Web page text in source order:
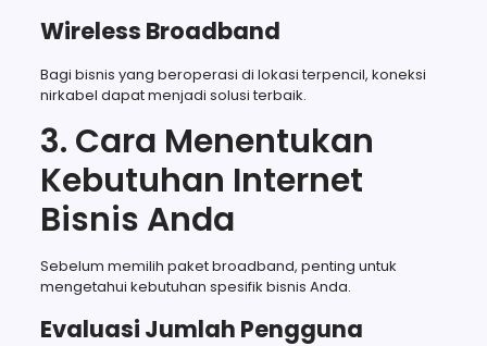
Wireless Broadband
Bagi bisnis yang beroperasi di lokasi terpencil, koneksi
nirkabel dapat menjadi solusi terbaik.
3. Cara Menentukan
Kebutuhan Internet
Bisnis Anda
Sebelum memilih paket broadband, penting untuk
mengetahui kebutuhan spesifik bisnis Anda.
Evaluasi Jumlah Pengguna